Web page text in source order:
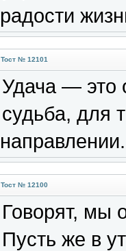
радости
Тост № 12101
Удача — это
судьба, для
направлении.
Тост № 12100
Говорят, мы
Пусть же в